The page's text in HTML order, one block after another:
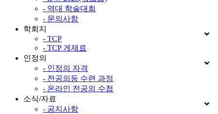
- 역대 학술대회
- 문의사항
학회지
- TCP
- TCP 게재료
인정의
- 인정의 자격
- 전공의등 수련 과정
- 온라인 전공의 수첩
소식/자료
- 공지사항